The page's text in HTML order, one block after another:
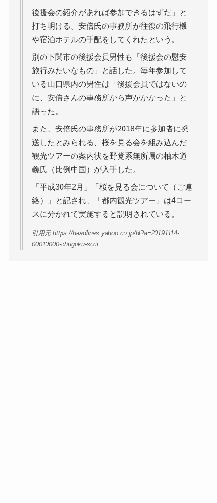
後援会の紹介があれば参加できるはずだ」と
打ち明ける。安倍氏の事務所が往復の飛行機
や宿泊ホテルの手配をしてくれたという。
別の下関市の後援会員男性も「後援会の慰安
旅行みたいなもの」と話した。毎年参加して
いる山口県内の男性は「後援会員ではないの
に、安倍さんの事務所から声がかかった」と
語った。
また、安倍氏の事務所が2018年に参加者に発
送したとみられる、桜を見る会を組み込んだ
観光ツアーの案内状を野党系無所属の柚木道
義氏（比例中国）が入手した。
「平成30年2月」「桜を見る会について（ご連
絡）」と記され、「都内観光ツアー」は4コー
スに分かれて実施すると説明されている。
引用元:https://headlines.yahoo.co.jp/hl?a=20191114-
00010000-chugoku-soci